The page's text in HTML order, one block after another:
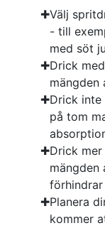
Välj
- till
med söt
Drick
mängden
Drick
på tom
Drick
mängden
Planera
kommer